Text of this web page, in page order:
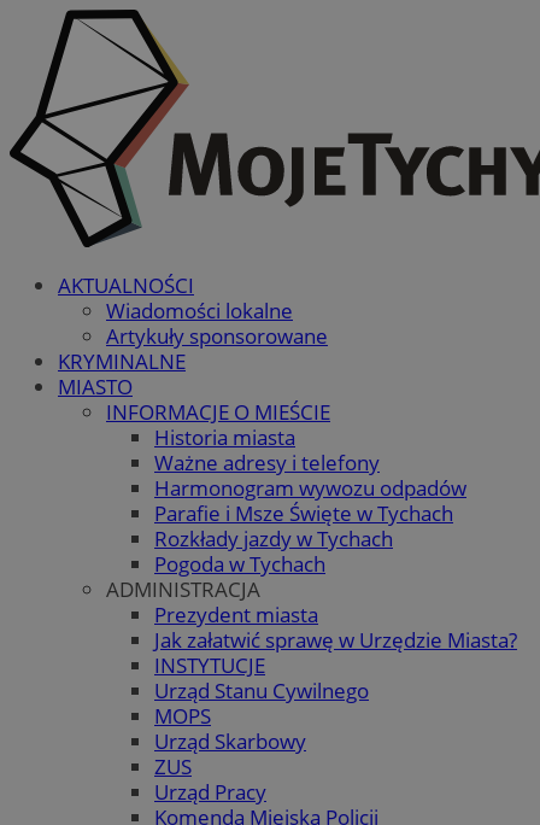
AKTUALNOŚCI
Wiadomości lokalne
Artykuły sponsorowane
KRYMINALNE
MIASTO
INFORMACJE O MIEŚCIE
Historia miasta
Ważne adresy i telefony
Harmonogram wywozu odpadów
Parafie i Msze Święte w Tychach
Rozkłady jazdy w Tychach
Pogoda w Tychach
ADMINISTRACJA
Prezydent miasta
Jak załatwić sprawę w Urzędzie Miasta?
INSTYTUCJE
Urząd Stanu Cywilnego
MOPS
Urząd Skarbowy
ZUS
Urząd Pracy
Komenda Miejska Policji